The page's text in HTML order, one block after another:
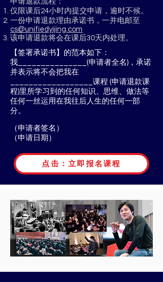
仅限课后24小时内提交申请，逾时不候。
一份申请退款理由承诺书，一并电邮至
cs@unifiedyijing.com
该申请退款将会在课后30天内处理。
【签署承诺书】的范本如下：
我_______________(申请者全名)，承诺
并表示将不会把我在
__________________课程 (申请退款课
程)里所学习到的任何知识、思维、做法等
任何一丝运用在我往后人生的任何一部
分。
（申请者签名）
（申请日期）
点击：立即报名课程